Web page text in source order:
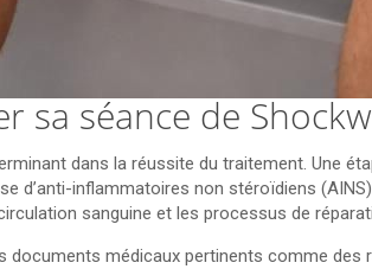
séance de
dans la réussite du traitement. Une
d’anti-inflammatoires non stéroïdiens
sanguine et les processus de
médicaux pertinents comme des